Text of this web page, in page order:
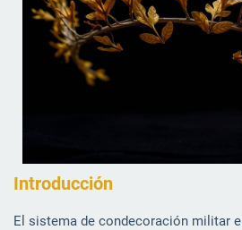
Introducción
El sistema de condecoración militar